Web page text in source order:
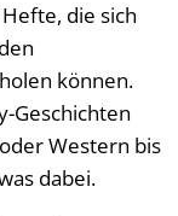
die sich
können.
Geschichten
Western bis
dabei.